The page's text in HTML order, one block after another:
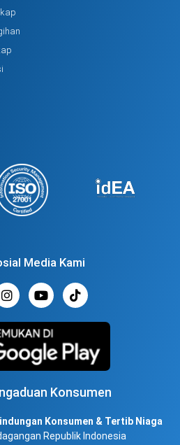
Media Kami
Konsumen
Konsumen & Tertib Niaga
Republik Indonesia